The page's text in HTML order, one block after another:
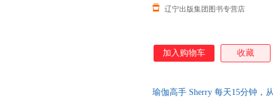
辽宁出版集团图书专营店
加入购物车 收藏
瑜伽高手 Sherry 每天15分钟，